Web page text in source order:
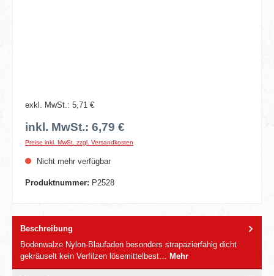
exkl. MwSt.: 5,71 €
inkl. MwSt.: 6,79 €
Preise inkl. MwSt. zzgl. Versandkosten
Nicht mehr verfügbar
Produktnummer: P2528
Beschreibung
Bodenwalze Nylon-Blaufaden besonders strapazierfähig dicht
gekräuselt kein Verfilzen lösemittelbest…
Mehr